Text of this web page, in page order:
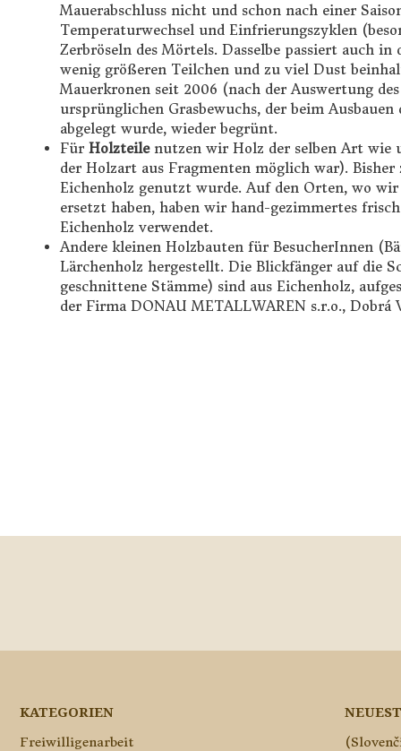
Mauerabschluss nicht und schon nach einer
Temperaturwechsel und Einfrierungszyklen
Zerbröseln des Mörtels. Dasselbe passiert auch
wenig größeren Teilchen und zu viel Dust
Mauerkronen seit 2006 (nach der Auswertung
ursprünglichen Grasbewuchs, der beim
abgelegt wurde, wieder begrünt.
Für Holzteile nutzen wir Holz der selben Art
der Holzart aus Fragmenten möglich war).
Eichenholz genutzt wurde. Auf den Orten, wo
ersetzt haben, haben wir hand-gezimmertes
Eichenholz verwendet.
Andere kleinen Holzbauten für BesucherInnen
Lärchenholz hergestellt. Die Blickfänger auf die
geschnittene Stämme) sind aus Eichenholz,
der Firma DONAU METALLWAREN s.r.o., Dobrá
KATEGORIEN
Freiwilligenarbeit